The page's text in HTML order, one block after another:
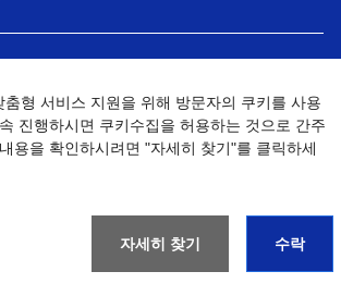
이용약관
사이트맵
Industries, Ltd.)
Go to Global Site
춤형 서비스 지원을 위해 방문자의 쿠키를 사용
진행하시면 쿠키수집을 허용하는 것으로 간주
용을 확인하시려면 "자세히 찾기"를 클릭하세
자세히 찾기 수락